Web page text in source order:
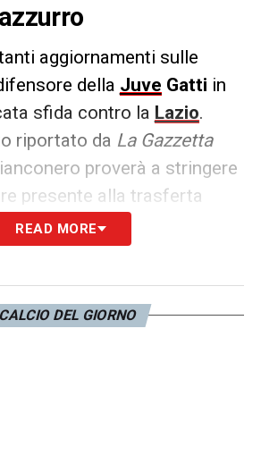
aggiornamenti sulle
della Juve Gatti in
sfida contro la Lazio.
riportato da La Gazzetta
proverà a stringere
presente alla trasferta
almeno dalla panchina.
convocazione di
READ MORE
DEL GIORNO